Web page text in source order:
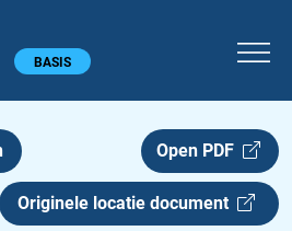
BASIS
Open PDF
Originele locatie document